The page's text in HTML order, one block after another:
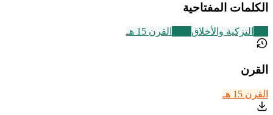
الكلمات المفتاحية
التزكية والأخلاق القرن 15 هـ
القرن
القرن 15 هـ